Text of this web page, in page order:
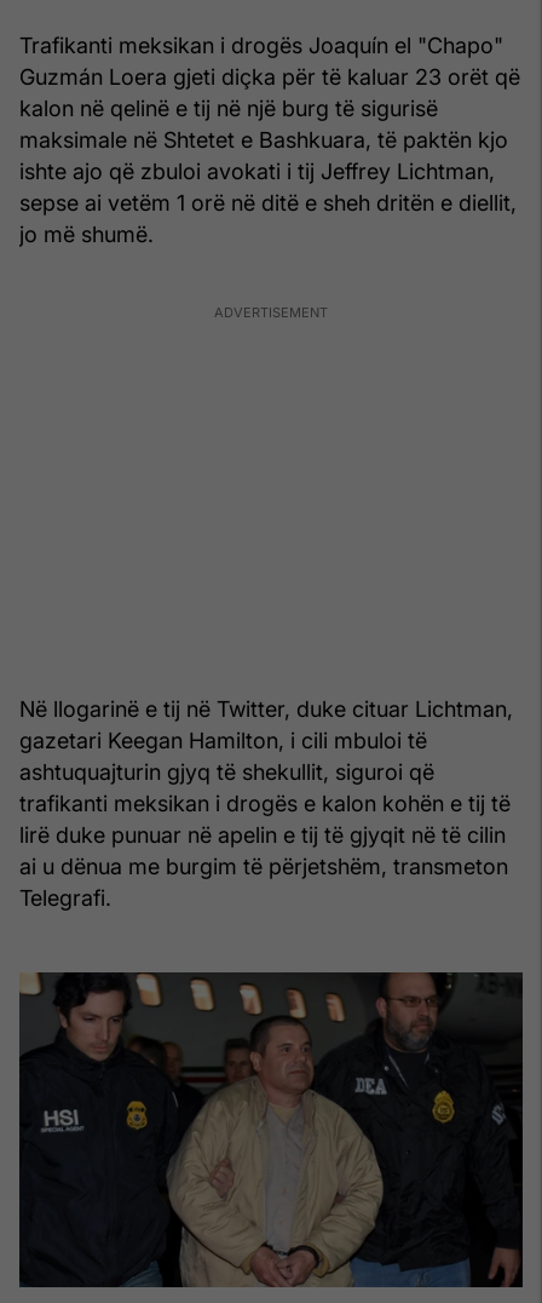
Trafikanti meksikan i drogës Joaquín el "Chapo"
Guzmán Loera gjeti diçka për të kaluar 23 orët që
kalon në qelinë e tij në një burg të sigurisë
maksimale në Shtetet e Bashkuara, të paktën kjo
ishte ajo që zbuloi avokati i tij Jeffrey Lichtman,
sepse ai vetëm 1 orë në ditë e sheh dritën e diellit,
jo më shumë.
Në llogarinë e tij në Twitter, duke cituar Lichtman,
gazetari Keegan Hamilton, i cili mbuloi të
ashtuquajturin gjyq të shekullit, siguroi që
trafikanti meksikan i drogës e kalon kohën e tij të
lirë duke punuar në apelin e tij të gjyqit në të cilin
ai u dënua me burgim të përjetshëm, transmeton
Telegrafi.